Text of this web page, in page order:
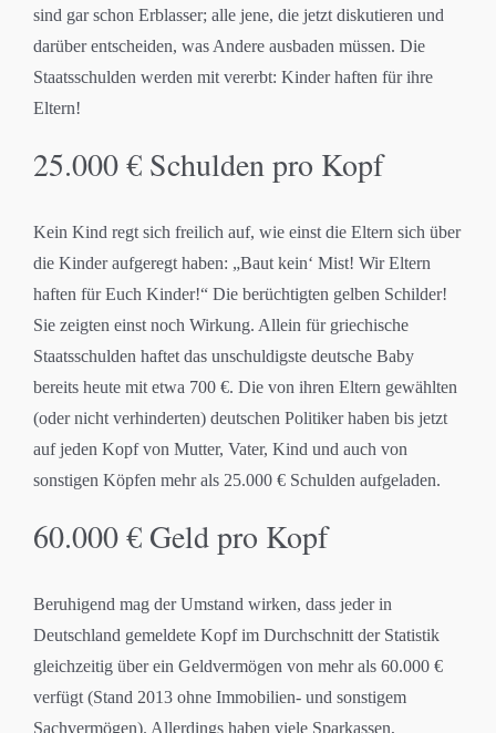
sind gar schon Erblasser; alle jene, die jetzt diskutieren und
darüber entscheiden, was Andere ausbaden müssen. Die
Staatsschulden werden mit vererbt: Kinder haften für ihre
Eltern!
25.000 € Schulden pro Kopf
Kein Kind regt sich freilich auf, wie einst die Eltern sich über
die Kinder aufgeregt haben: „Baut kein‘ Mist! Wir Eltern
haften für Euch Kinder!“ Die berüchtigten gelben Schilder!
Sie zeigten einst noch Wirkung. Allein für griechische
Staatsschulden haftet das unschuldigste deutsche Baby
bereits heute mit etwa 700 €. Die von ihren Eltern gewählten
(oder nicht verhinderten) deutschen Politiker haben bis jetzt
auf jeden Kopf von Mutter, Vater, Kind und auch von
sonstigen Köpfen mehr als 25.000 € Schulden aufgeladen.
60.000 € Geld pro Kopf
Beruhigend mag der Umstand wirken, dass jeder in
Deutschland gemeldete Kopf im Durchschnitt der Statistik
gleichzeitig über ein Geldvermögen von mehr als 60.000 €
verfügt (Stand 2013 ohne Immobilien- und sonstigem
Sachvermögen). Allerdings haben viele Sparkassen,